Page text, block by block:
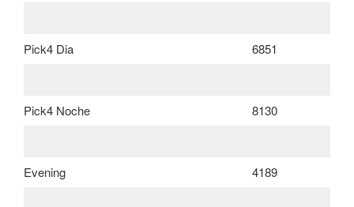
Pick4 Dia 6851
Pick4 Noche 8130
Evening 4189